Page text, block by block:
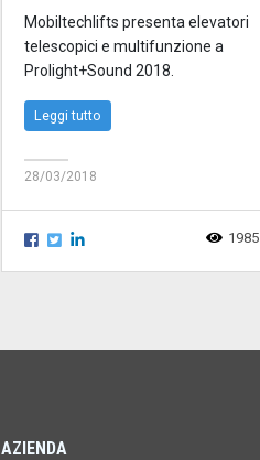
Mobiltechlifts presenta elevatori
telescopici e multifunzione a
Prolight+Sound 2018.
Leggi tutto
28/03/2018
1985
AZIENDA